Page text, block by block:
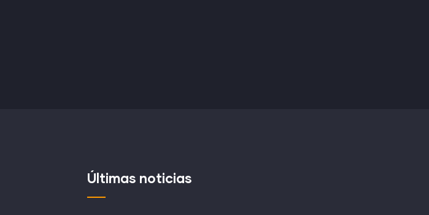
Últimas noticias